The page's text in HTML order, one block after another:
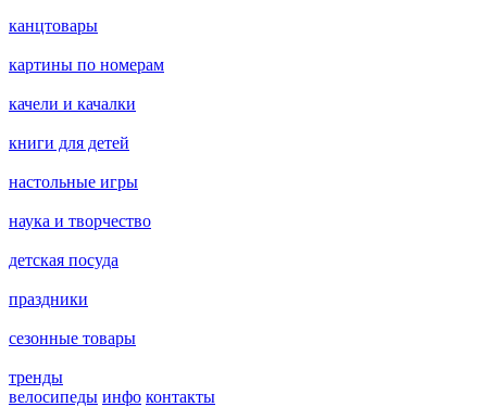
канцтовары
картины по номерам
качели и качалки
книги для детей
настольные игры
наука и творчество
детская посуда
праздники
сезонные товары
тренды
велосипеды инфо контакты